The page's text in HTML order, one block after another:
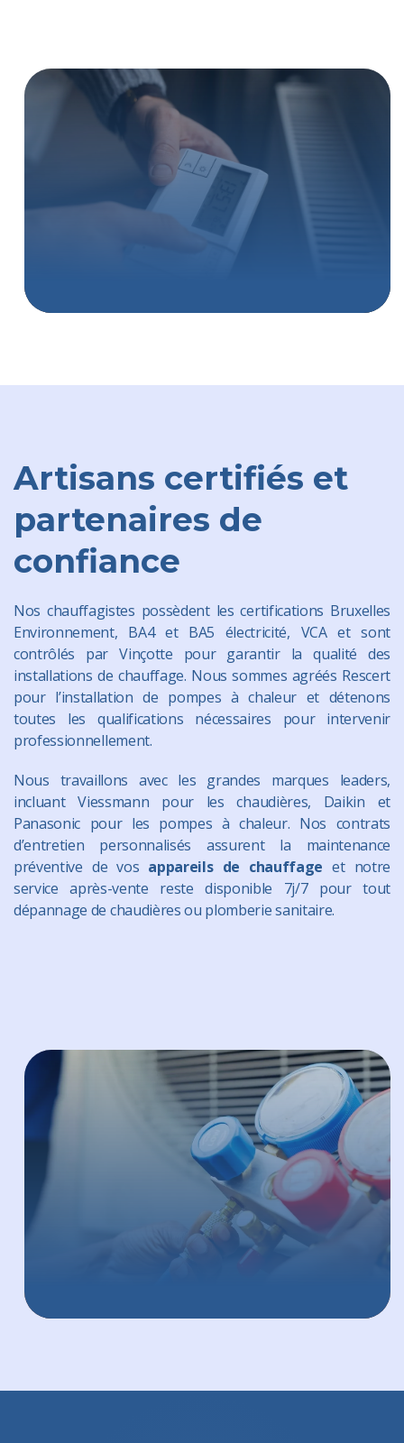
Artisans certifiés et
partenaires de
confiance
Nos chauffagistes possèdent les certifications Bruxelles
Environnement, BA4 et BA5 électricité, VCA et sont
contrôlés par Vinçotte pour garantir la qualité des
installations de chauffage. Nous sommes agréés Rescert
pour l’installation de pompes à chaleur et détenons
toutes les qualifications nécessaires pour intervenir
professionnellement.
Nous travaillons avec les grandes marques leaders,
incluant Viessmann pour les chaudières, Daikin et
Panasonic pour les pompes à chaleur. Nos contrats
d’entretien personnalisés assurent la maintenance
préventive de vos appareils de chauffageet notre
service après-vente reste disponible 7j/7 pour tout
dépannage de chaudières ou plomberie sanitaire.